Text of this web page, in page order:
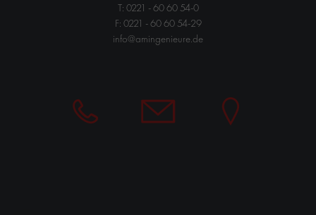
Aenean commodo ligula eget dolor. Aenean massa. Cum sociis
natoque penatibus et magnis dis parturient montes, nascetur
T: 0221 - 60 60 54-0
F: 0221 - 60 60 54-29
info@amingenieure.de